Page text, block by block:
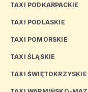
TAXI PODKARPACKIE
TAXI PODLASKIE
TAXI POMORSKIE
TAXI ŚLĄSKIE
TAXI ŚWIĘTOKRZYSKIE